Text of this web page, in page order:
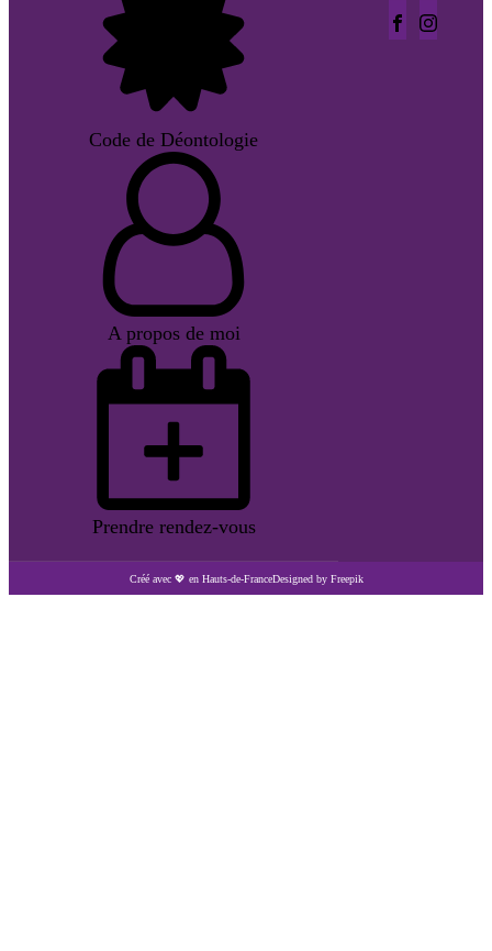
Code de Déontologie
A propos de moi
Prendre rendez-vous
Créé avec 💖 en Hauts-de-FranceDesigned by Freepik